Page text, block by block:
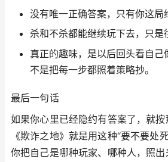
没有唯一正确答案，只有你这局
杀和不杀都能继续玩下去，只是
真正的趣味，是以后回头看自己
不是把每一步都照着策略抄。
最后一句话
如果你心里已经隐约有答案了，就按
《欺诈之地》就是用这种“要不要处
你把自己是哪种玩家、哪种人，照